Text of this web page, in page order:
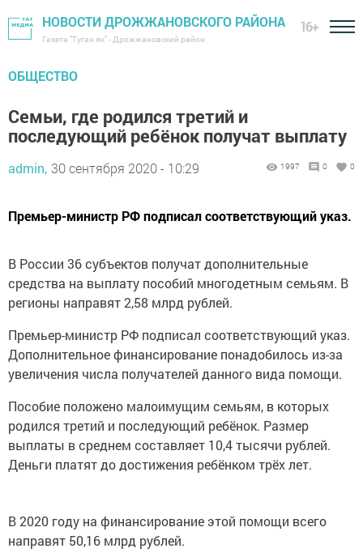
НОВОСТИ ДРОЖЖАНОВСКОГО РАЙОНА
Газета "Туган як" - Дрожжановский район
16+
ОБЩЕСТВО
Семьи, где родился третий и
последующий ребёнок получат выплату
admin, 30 сентября 2020 - 10:29 1997 0 0
Премьер-министр РФ подписал соответствующий указ.
В России 36 субъектов получат дополнительные
средства на выплату пособий многодетным семьям. В
регионы направят 2,58 млрд рублей.
Премьер-министр РФ подписал соответствующий указ.
Дополнительное финансирование понадобилось из-за
увеличения числа получателей данного вида помощи.
Пособие положено малоимущим семьям, в которых
родился третий и последующий ребёнок. Размер
выплаты в среднем составляет 10,4 тысячи рублей.
Деньги платят до достижения ребёнком трёх лет.
В 2020 году на финансирование этой помощи всего
направят 50,16 млрд рублей.